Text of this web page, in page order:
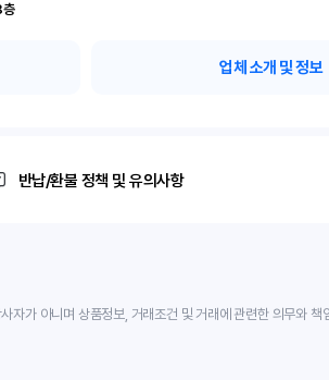
딩 8층
업체 소개 및 정보
반납/환불 정책 및 유의사항
자가 아니며 상품정보, 거래조건 및 거래에 관련한 의무와 책